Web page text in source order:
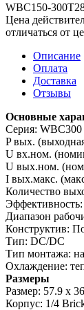
WBC150-
Цена
отличаться от
Описание
Оплата
Доставка
Отзывы
Основные
Серия: WBC300
P вых.
U вх.ном.
U вых.ном.
I вых.макс.
Количество
Диапазон
Конструктив:
Тип: DC/DC
Тип монтажа:
Охлаждение:
Размеры
Размер: 57.9 x
Корпус: 1/4